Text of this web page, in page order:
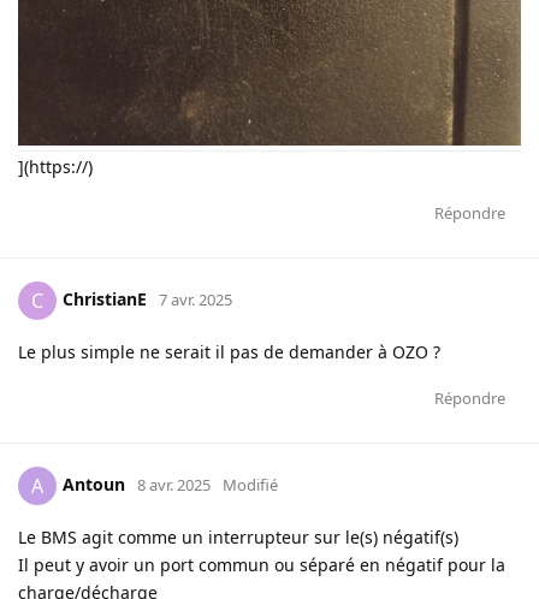
](https://)
Répondre
C ChristianE 7 avr. 2025
Le plus simple ne serait il pas de demander à OZO ?
Répondre
A Antoun 8 avr. 2025 Modifié
Le BMS agit comme un interrupteur sur le(s) négatif(s)
Il peut y avoir un port commun ou séparé en négatif pour la
charge/décharge